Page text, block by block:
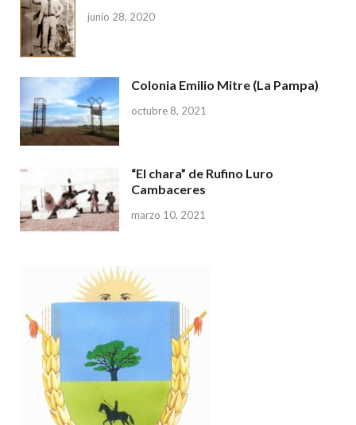
junio 28, 2020
Colonia Emilio Mitre (La Pampa)
octubre 8, 2021
“El chara” de Rufino Luro
Cambaceres
marzo 10, 2021